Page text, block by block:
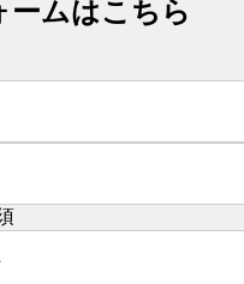
ームはこちら